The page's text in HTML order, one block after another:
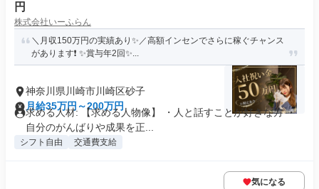
円
株式会社いーふらん
＼月収150万円の実績あり✨／高額インセンでさらに稼ぐチャンス
があります❗ ✨賞与年2回✨...
神奈川県川崎市川崎区砂子
月給35万円～200万円
求める人材: 【求める人物像】 ・人と話すことが好きな方 ・
自分のがんばりや成果を正...
シフト自由 交通費支給
気になる